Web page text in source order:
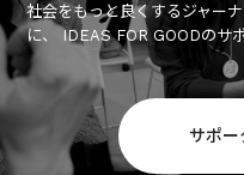
社会をもっと良くするジャー
に、 IDEAS FOR GOODのサ
サポー